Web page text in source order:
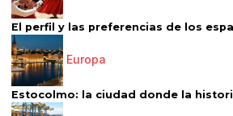
El perfil y las preferencias de los
Europa
Estocolmo: la ciudad donde la